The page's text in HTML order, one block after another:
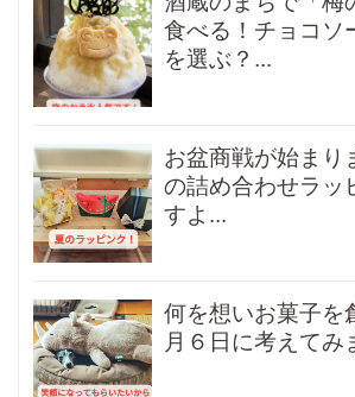
食べる！チョコソ
を選ぶ？...
お盆商戦が始まり
の詰め合わせラッ
すよ...
何を想いお菓子を
月６日に考えてみ